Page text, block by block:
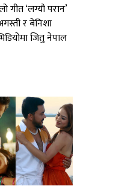
गीत ‘लग्यौ परान’
र बेनिशा
जितु नेपाल